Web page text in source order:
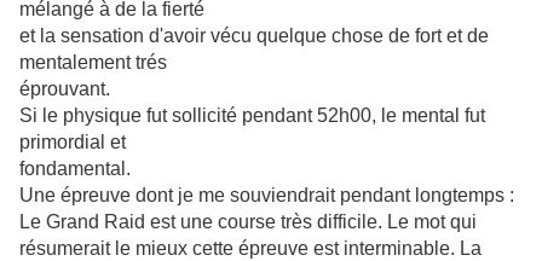
mélangé à de la fierté
et la sensation d'avoir vécu quelque chose de fort et de
mentalement trés
éprouvant.
Si le physique fut sollicité pendant 52h00, le mental fut
primordial et
fondamental.
Une épreuve dont je me souviendrait pendant longtemps :
Le Grand Raid est une course très difficile. Le mot qui
résumerait le mieux cette épreuve est interminable. La